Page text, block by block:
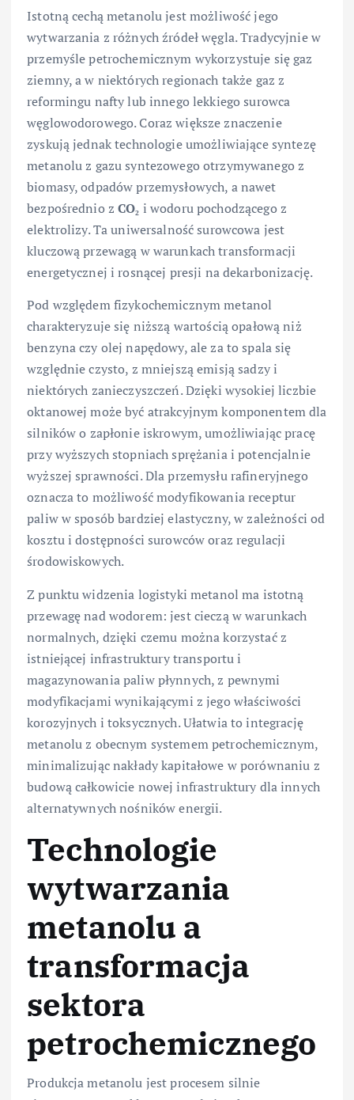
Istotną cechą metanolu jest możliwość jego
wytwarzania z różnych źródeł węgla. Tradycyjnie w
przemyśle petrochemicznym wykorzystuje się gaz
ziemny, a w niektórych regionach także gaz z
reformingu nafty lub innego lekkiego surowca
węglowodorowego. Coraz większe znaczenie
zyskują jednak technologie umożliwiające syntezę
metanolu z gazu syntezowego otrzymywanego z
biomasy, odpadów przemysłowych, a nawet
bezpośrednio zCO₂ i wodoru pochodzącego z
elektrolizy. Ta uniwersalność surowcowa jest
kluczową przewagą w warunkach transformacji
energetycznej i rosnącej presji na dekarbonizację.
Pod względem fizykochemicznym metanol
charakteryzuje się niższą wartością opałową niż
benzyna czy olej napędowy, ale za to spala się
względnie czysto, z mniejszą emisją sadzy i
niektórych zanieczyszczeń. Dzięki wysokiej liczbie
oktanowej może być atrakcyjnym komponentem dla
silników o zapłonie iskrowym, umożliwiając pracę
przy wyższych stopniach sprężania i potencjalnie
wyższej sprawności. Dla przemysłu rafineryjnego
oznacza to możliwość modyfikowania receptur
paliw w sposób bardziej elastyczny, w zależności od
kosztu i dostępności surowców oraz regulacji
środowiskowych.
Z punktu widzenia logistyki metanol ma istotną
przewagę nad wodorem: jest cieczą w warunkach
normalnych, dzięki czemu można korzystać z
istniejącej infrastruktury transportu i
magazynowania paliw płynnych, z pewnymi
modyfikacjami wynikającymi z jego właściwości
korozyjnych i toksycznych. Ułatwia to integrację
metanolu z obecnym systemem petrochemicznym,
minimalizując nakłady kapitałowe w porównaniu z
budową całkowicie nowej infrastruktury dla innych
alternatywnych nośników energii.
Technologie
wytwarzania
metanolu a
transformacja
sektora
petrochemicznego
Produkcja metanolu jest procesem silnie